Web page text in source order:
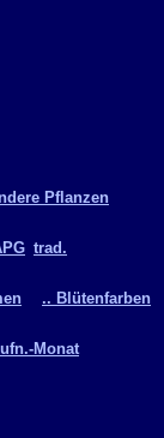
Pflanzen
trad.
.. Blütenfarben
Monat